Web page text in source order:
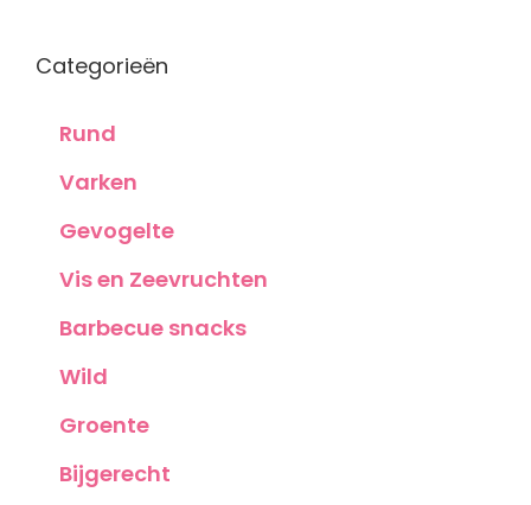
Categorieën
Rund
Varken
Gevogelte
Vis en Zeevruchten
Barbecue snacks
Wild
Groente
Bijgerecht